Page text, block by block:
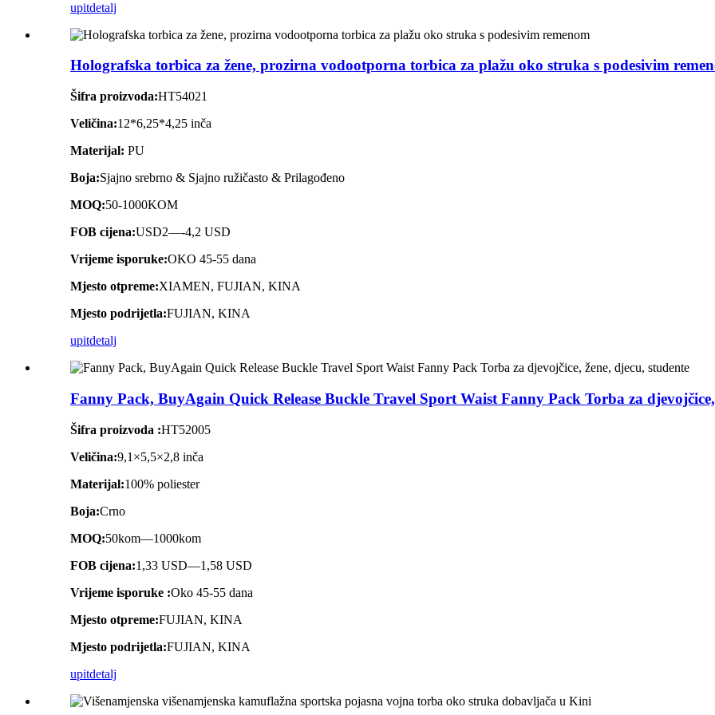
upitdetalj
Holografska torbica za žene, prozirna vodootporna torbica za plažu oko struka s podesivim
Šifra proizvoda:HT54021
Veličina:12*6,25*4,25 inča
Materijal: PU
Boja:Sjajno srebrno & Sjajno ružičasto & Prilagođeno
MOQ:50-1000KOM
FOB cijena:USD2—-4,2 USD
Vrijeme isporuke:OKO 45-55 dana
Mjesto otpreme:XIAMEN, FUJIAN, KINA
Mjesto podrijetla:FUJIAN, KINA
upitdetalj
Fanny Pack, BuyAgain Quick Release Buckle Travel Sport Waist Fanny Pack Torba za djevojčice,
Šifra proizvoda :HT52005
Veličina:9,1×5,5×2,8 inča
Materijal:100% poliester
Boja:Crno
MOQ:50kom—1000kom
FOB cijena:1,33 USD—1,58 USD
Vrijeme isporuke :Oko 45-55 dana
Mjesto otpreme:FUJIAN, KINA
Mjesto podrijetla:FUJIAN, KINA
upitdetalj